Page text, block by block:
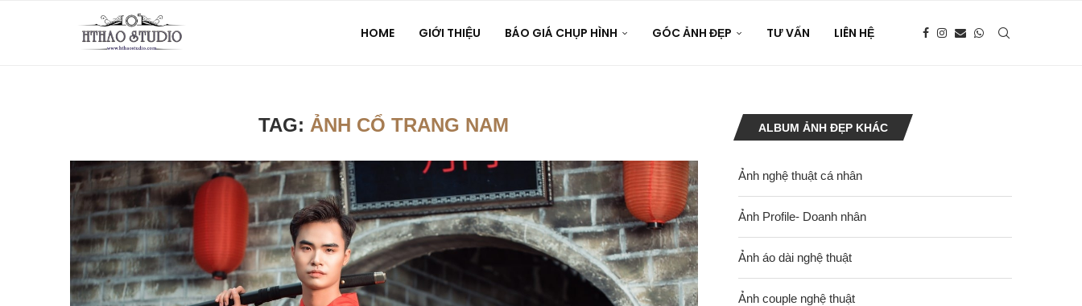
HOME GIỚI THIỆU BÁO GIÁ CHỤP HÌNH GÓC ẢNH ĐẸP TƯ VẤN LIÊN HỆ
TAG: ẢNH CỔ TRANG NAM ALBUM ẢNH ĐẸP KHÁC
Ảnh nghệ thuật cá nhân
Ảnh Profile- Doanh nhân
Ảnh áo dài nghệ thuật
Ảnh couple nghệ thuật